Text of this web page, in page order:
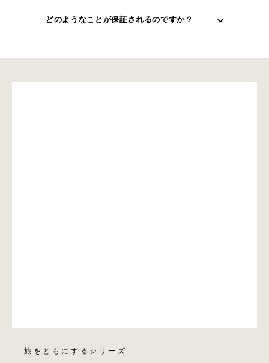
どのようなことが保証されるのですか？
旅をともにするシリーズ